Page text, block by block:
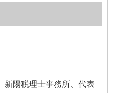
新陽税理士事務所、代表